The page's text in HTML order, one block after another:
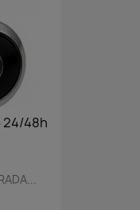
24/48h